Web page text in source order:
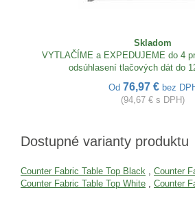
Skladom
VYTLAČÍME a EXPEDUJEME do 4
odsúhlasení tlačových dát do
Od 76,97 € bez
(94,67 € s DPH)
Dostupné varianty produktu
Counter Fabric Table Top Black , Counter
Counter Fabric Table Top White , Counter